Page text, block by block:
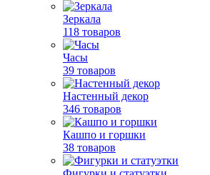
Зеркала
118 товаров
Часы
39 товаров
Настенный декор
346 товаров
Кашпо и горшки
38 товаров